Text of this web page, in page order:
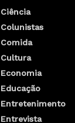
Ciência
Colunistas
Comida
Cultura
Economia
Educação
Entretenimento
Entrevista